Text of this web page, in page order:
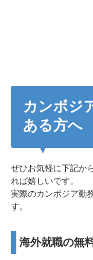
カンボジ
ある方へ
ぜひお気軽に下記か
れば嬉しいです。
実際のカンボジア勤
す。
海外就職の無